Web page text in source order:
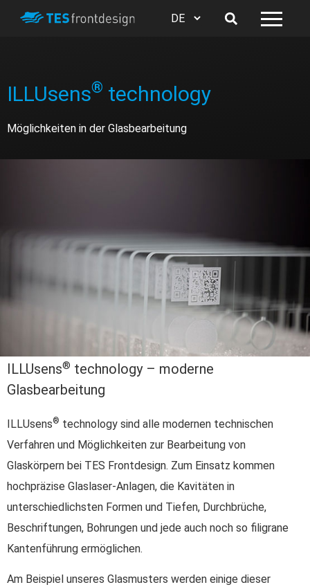
ILLUsens® technology
Möglichkeiten in der Glasbearbeitung
ILLUsens® technology – moderne
Glasbearbeitung
ILLUsens® technology sind alle modernen technischen
Verfahren und Möglichkeiten zur Bearbeitung von
Glaskörpern bei TES Frontdesign. Zum Einsatz kommen
hochpräzise Glaslaser-Anlagen, die Kavitäten in
unterschiedlichsten Formen und Tiefen, Durchbrüche,
Beschriftungen, Bohrungen und jede auch noch so filigrane
Kantenführung ermöglichen.
Am Beispiel unseres Glasmusters werden einige dieser